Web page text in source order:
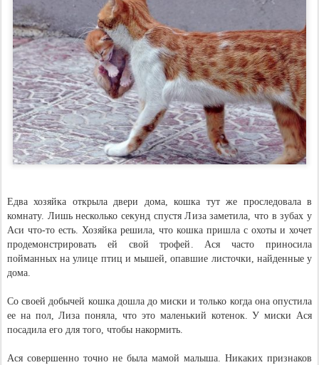
Едва хозяйка открыла двери дома, кошка тут же проследовала в
комнату. Лишь несколько секунд спустя Лиза заметила, что в зубах у
Аси что-то есть. Хозяйка решила, что кошка пришла с охоты и хочет
продемонстрировать ей свой трофей. Ася часто приносила
пойманных на улице птиц и мышей, опавшие листочки, найденные у
дома.
Со своей добычей кошка дошла до миски и только когда она опустила
ее на пол, Лиза поняла, что это маленький котенок. У миски Ася
посадила его для того, чтобы накормить.
Ася совершенно точно не была мамой малыша. Никаких признаков